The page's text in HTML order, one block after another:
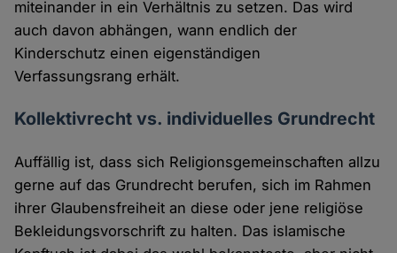
miteinander in ein Verhältnis zu setzen. Das wird
auch davon abhängen, wann endlich der
Kinderschutz einen eigenständigen
Verfassungsrang erhält.
Kollektivrecht vs. individuelles Grundrecht
Auffällig ist, dass sich Religionsgemeinschaften allzu
gerne auf das Grundrecht berufen, sich im Rahmen
ihrer Glaubensfreiheit an diese oder jene religiöse
Bekleidungsvorschrift zu halten. Das islamische